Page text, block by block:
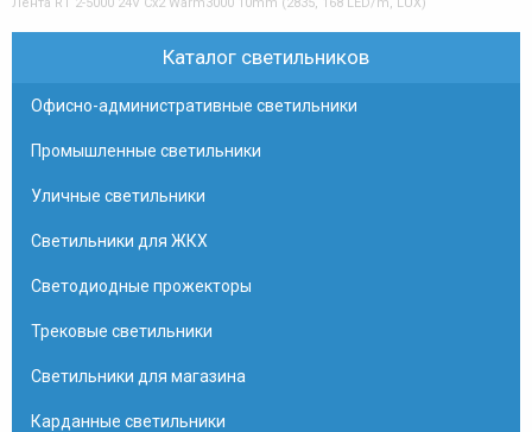
Каталог светильников
Офисно-административные светильники
Промышленные светильники
Уличные светильники
Светильники для ЖКХ
Светодиодные прожекторы
Трековые светильники
Светильники для магазина
Карданные светильники